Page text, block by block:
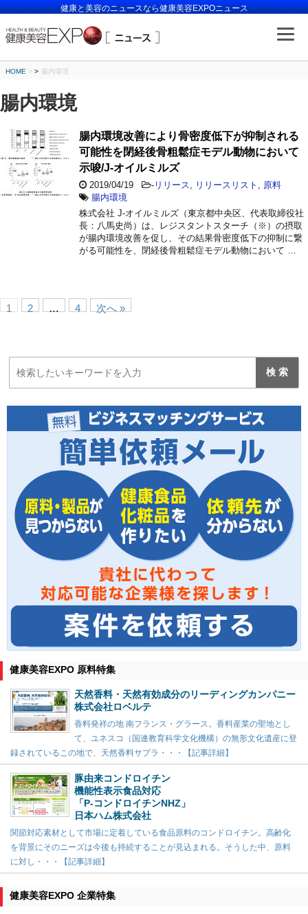
健康と美容のニュースなら健康美容EXPOニュース
HOME > 腸内環境
腸内環境
腸内環境改善により骨密度低下が抑制される
可能性を閉経後骨粗鬆症モデル動物において
示唆/J-オイルミルズ
2019/04/19 - リリース リリースリスト
原料
腸内環境
株式会社 J-オイルミルズ（東京都中央区、代表取締役社
長：八馬史尚）は、レジスタントスターチ（※）の摂取
が腸内環境改善を促し、その結果骨密度低下の抑制に繋
がる可能性を、閉経後骨粗鬆症モデル動物において …
1 2 … 4 次へ »
健康美容EXPO 原料特集
天然香料・天然有効成分のリーディングカンパニー
株式会社ロベルテ
香料発祥の地 南フランス・グラース。香料産業の聖地とし
て、ユネスコ（国連教育科学文化機構）の無形文化遺産に登
録されているこの地で、天然香料サプラ・・・【記事詳細】
豚由来コンドロイチン
機能性表示食品対応
「P-コンドロイチンNHZ」
日本ハム株式会社
関節対応素材として市場に定着している食品原料のコンドロイチン。高齢化
を背景にそのニーズは今後も持続することが見込まれる。そうした中、原料
に対し・・・【記事詳細】
健康美容EXPO 企業特集